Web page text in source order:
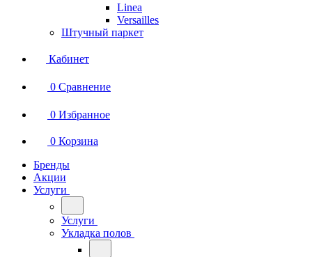
Linea
Versailles
Штучный паркет
Кабинет
0 Сравнение
0 Избранное
0 Корзина
Бренды
Акции
Услуги
Услуги
Укладка полов